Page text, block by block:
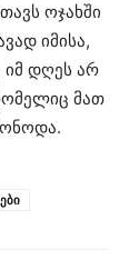
ოჯახში
იმისა,
დღეს არ
მათ